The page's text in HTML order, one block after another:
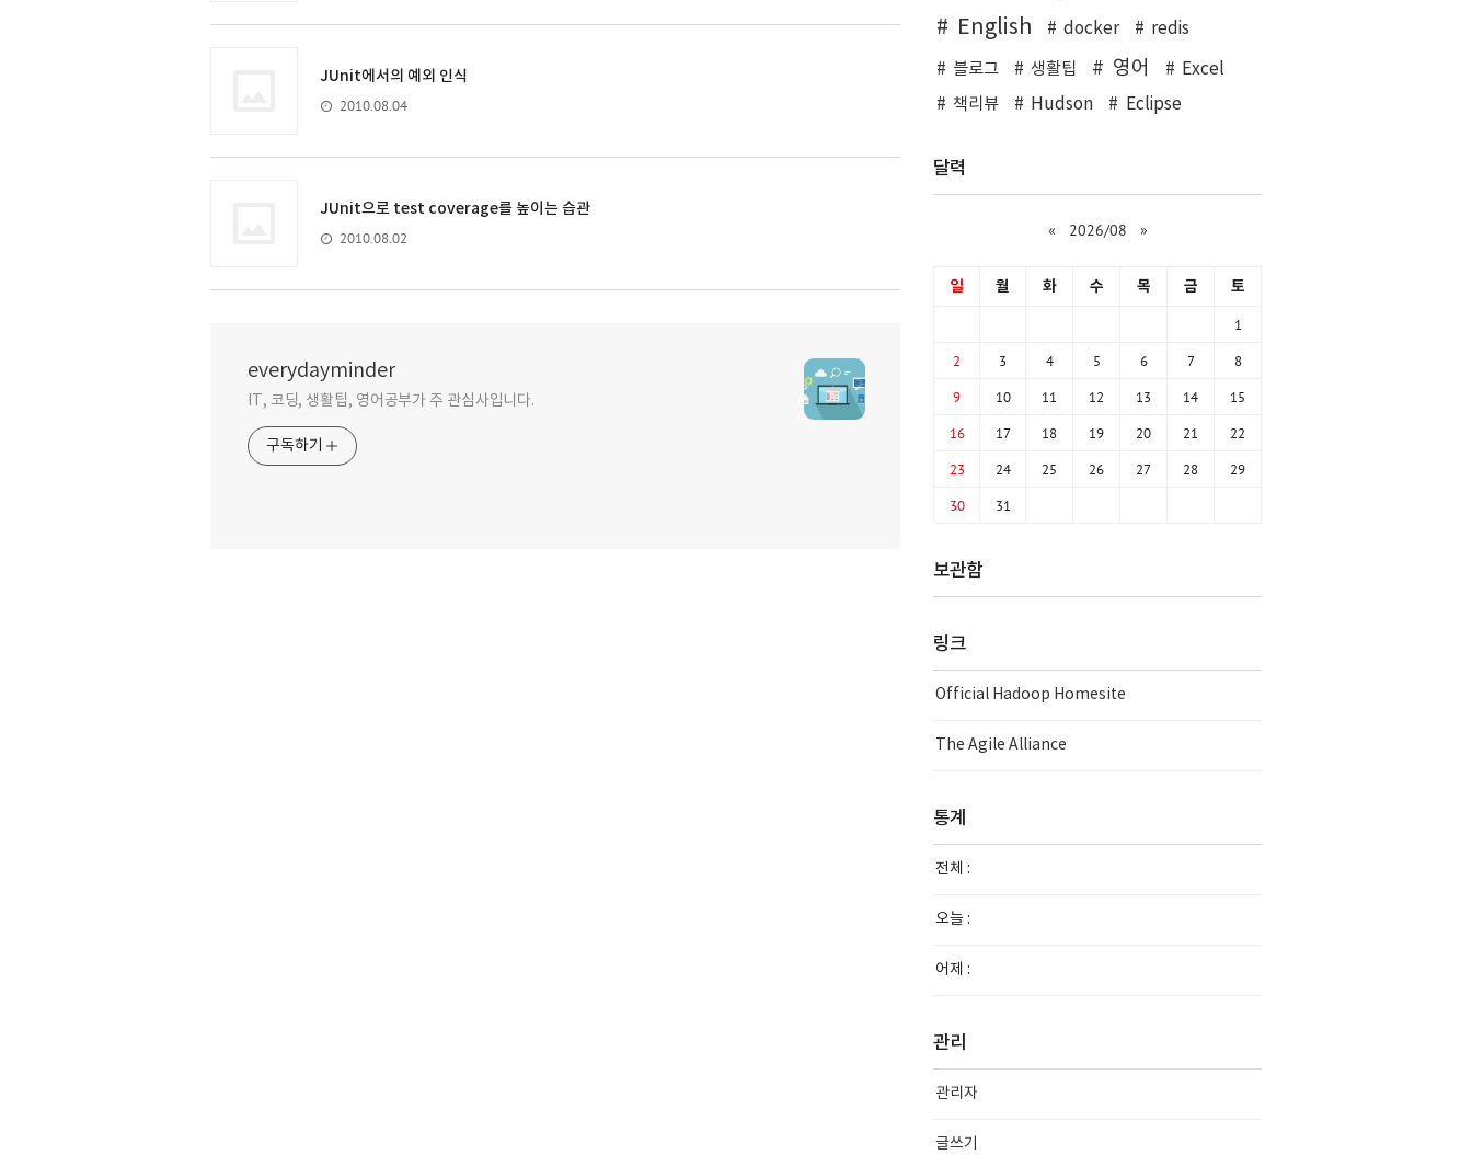
JUnit에서의 예외 인식
2010.08.04
JUnit으로 test coverage를 높이는 습관
2010.08.02
everydayminder
IT, 코딩, 생활팁, 영어공부가 주 관심사입니다.
구독하기
English docker redis
블로그 생활팁 영어
Excel
책리뷰
Hudson Eclipse
달력
« 2026/08 »
일 월 화 수 목 금 토
1
2 3 4 5 6 7 8
9 10 11 12 13 14 15
16 17 18 19 20 21 22
23 24 25 26 27 28 29
30 31
보관함
링크
Official Hadoop Homesite
The Agile Alliance
통계
전체 :
오늘 :
어제 :
관리
관리자
글쓰기